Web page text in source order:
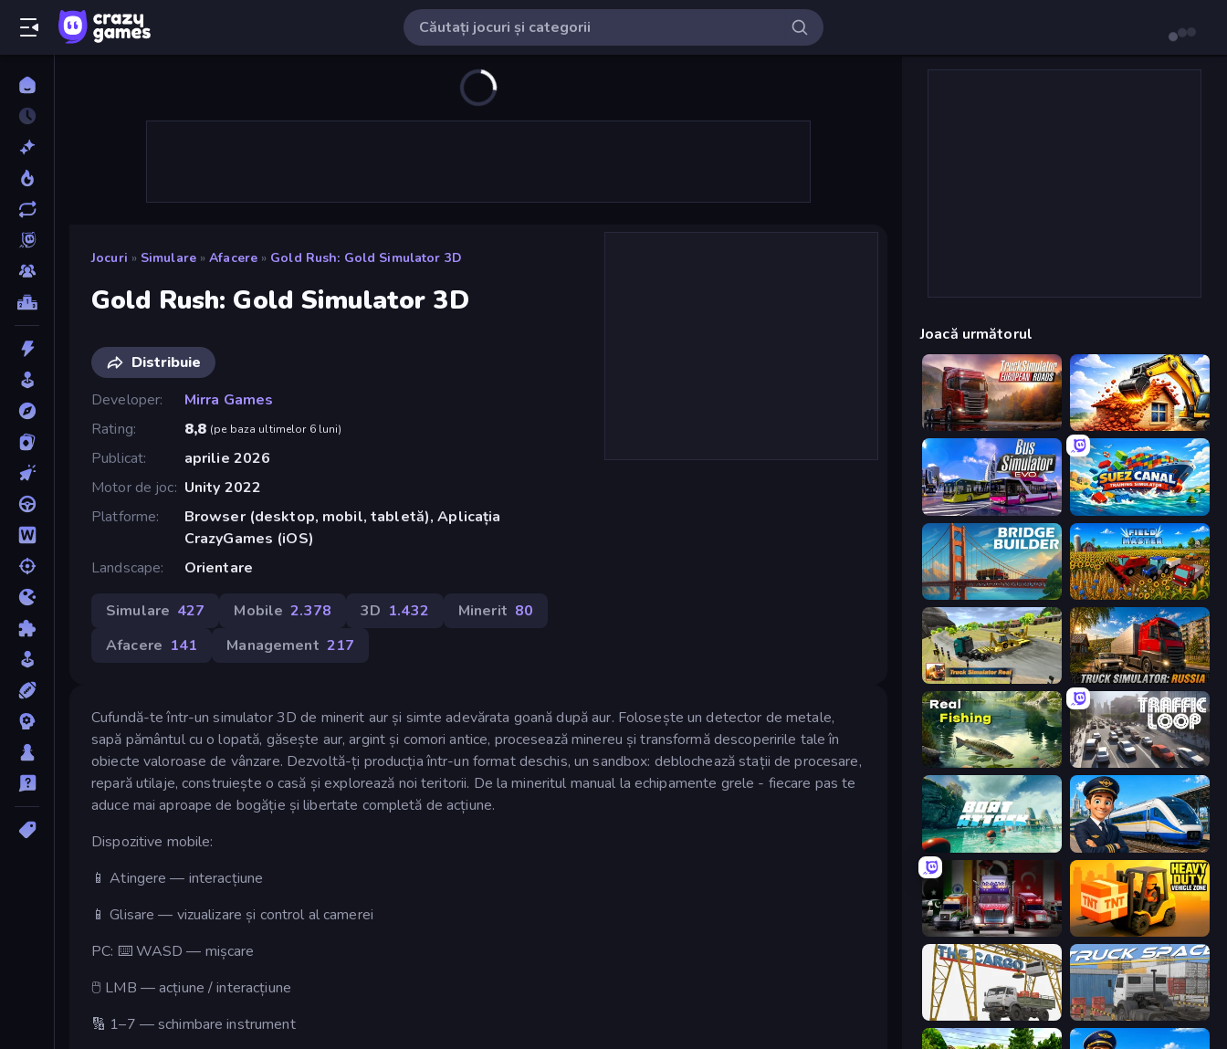
Jocuri » Simulare » Afacere » Gold Rush: Gold Simulator 3D
Gold Rush: Gold Simulator 3D
Distribuie
Developer
Mirra Games
Rating
8,8 (pe baza ultimelor 6 luni)
Publicat
aprilie 2026
Motor de joc Unity 2022
Platforme
Browser (desktop, mobil, tabletă), Aplicația
CrazyGames (iOS)
Landscape
Orientare
Simulare 427 Mobile 2.378 3D 1.432 Minerit 80
Afacere 141 Management 217
Cufundă-te într-un simulator 3D de minerit aur și simte adevărata goană după aur. Folosește un detector de metale,
sapă pământul cu o lopată, găsește aur, argint și comori antice, procesează minereu și transformă descoperirile tale în
obiecte valoroase de vânzare. Dezvoltă-ți producția într-un format deschis, un sandbox: deblochează stații de procesare,
repară utilaje, construiește o casă și explorează noi teritorii. De la mineritul manual la echipamente grele - fiecare pas te
aduce mai aproape de bogăție și libertate completă de acțiune.
Dispozitive mobile:
📱 Atingere — interacțiune
📱 Glisare — vizualizare și control al camerei
PC: ⌨️ WASD — mișcare
🖱 LMB — acțiune / interacțiune
🔢 1–7 — schimbare instrument
Joacă următorul
Truck Simulator: European Roads City Constructor
Bus Simulator: EVO Suez Canal Training Simulator
Bridge Builder Field Master
Truck Simulator Real Truck Simulator: Russia
Real Fishing Simulator Traffic Loop
Boat Attack Idle Train Empire Tycoon
Big Euro Truck Driving
The Cargo Truck Space